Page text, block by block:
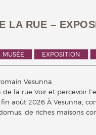
LA RUE –
MUSÉE EXPOSITION
Vesunna
de la rue Voir et percevoir
fin août 2026 À Vesunna,
de riches maisons